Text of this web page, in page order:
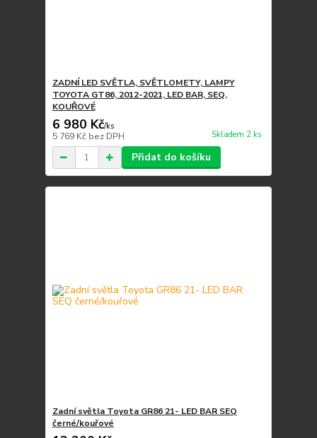
ZADNÍ LED SVĚTLA, SVĚTLOMETY, LAMPY
TOYOTA GT86, 2012-2021, LED BAR, SEQ,
KOUŘOVÉ
6 980 Kč/ks
5 769 Kč bez DPH Skladem 2 ks
Přidat do košíku
Zadní světla Toyota GR86 21- LED BAR SEQ
černé/kouřové